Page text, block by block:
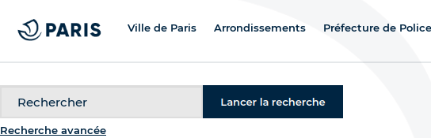
Ville de Paris Arrondissements Préfecture de Police
Recherche avancée